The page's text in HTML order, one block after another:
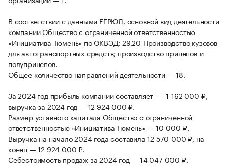
В соответствии с данными ЕГРЮЛ, основной вид деятельности
компании Общество с ограниченной ответственностью
«Инициатива-Тюмень» по ОКВЭД: 29.20 Производство кузовов
для автотранспортных средств; производство прицепов и
полуприцепов.
Общее количество направлений деятельности — 18.
За 2024 год прибыль компании составляет — -1 162 000 ₽,
выручка за 2024 год — 12 924 000 ₽.
Размер уставного капитала Общество с ограниченной
ответственностью «Инициатива-Тюмень» — 10 000 ₽.
Выручка на начало 2024 года составила 12 570 000 ₽, на
конец — 12 924 000 ₽.
Себестоимость продаж за 2024 год — 14 047 000 ₽.